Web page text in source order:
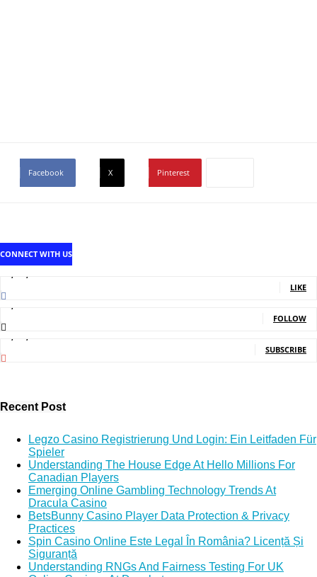
Facebook X Pinterest
CONNECT WITH US
LIKE
FOLLOW
SUBSCRIBE
Recent Post
Legzo Casino Registrierung Und Login: Ein Leitfaden Für
Spieler
Understanding The House Edge At Hello Millions For
Canadian Players
Emerging Online Gambling Technology Trends At
Dracula Casino
BetsBunny Casino Player Data Protection & Privacy
Practices
Spin Casino Online Este Legal În România? Licență Și
Siguranță
Understanding RNGs And Fairness Testing For UK